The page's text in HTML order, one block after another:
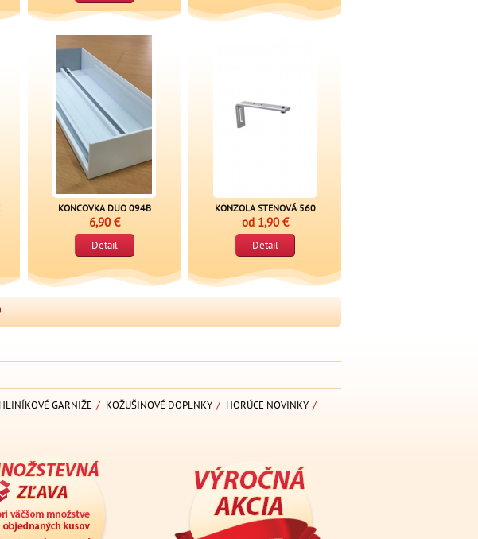
KONCOVKA DUO 094B
6,90 €
Detail
KONZOLA STENOVÁ 560
od 1,90 €
Detail
HLINÍKOVÉ GARNIŽE / KOŽUŠINOVÉ DOPLNKY / HORÚCE NOVINKY /